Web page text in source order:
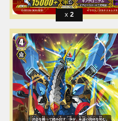
2